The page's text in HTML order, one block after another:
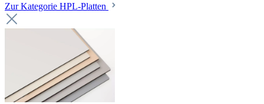
Zur Kategorie HPL-Platten